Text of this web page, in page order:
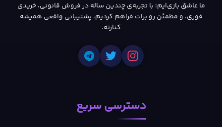
ما عاشق بازی‌ایم؛ با تجربه‌ی چندین ساله در فروش قانونی، خریدی
فوری، و مطمئن رو برات فراهم کردیم. پشتیبانی واقعی همیشه
کنارته.
دسترسی سریع